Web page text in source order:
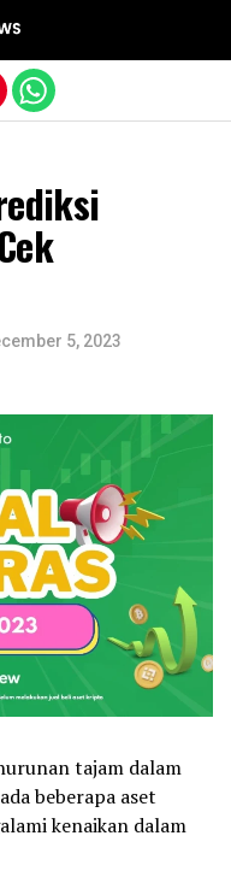
5, 2023
tajam dalam
beberapa aset
kenaikan dalam